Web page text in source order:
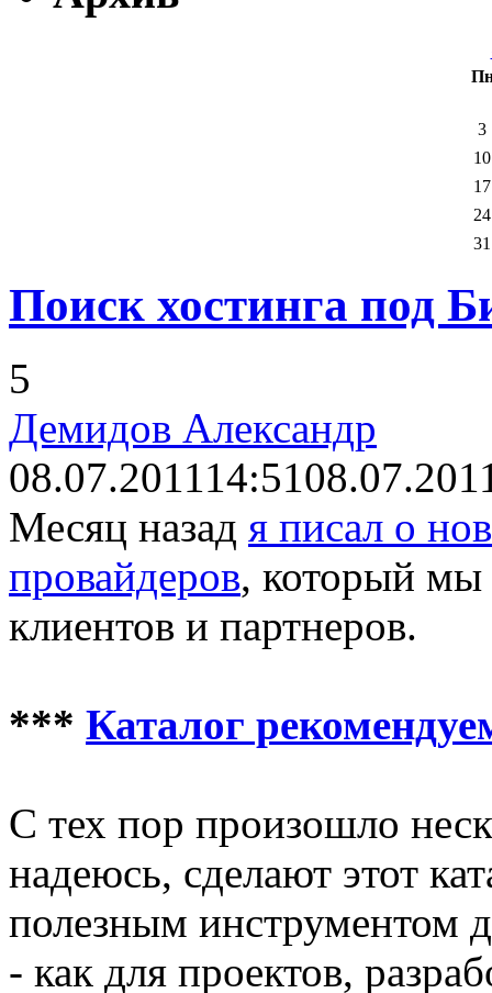
3
10
17
24
31
Поиск хостинга под
5
Демидов Александр
08.07.201114:51
Месяц назад я писал о
провайдеров, который
клиентов и партнеров.
*** Каталог
С тех пор произошло
надеюсь, сделают этот
полезным инструментом
- как для проектов,